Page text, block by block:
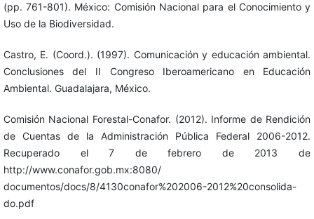
(pp. 761-801). México: Comisión Nacional para el Conocimiento y
Uso de la Biodiversidad.
Castro, E. (Coord.). (1997). Comunicación y educación ambiental.
Conclusiones del II Congreso Iberoamericano en Educación
Ambiental. Guadalajara, México.
Comisión Nacional Forestal-Conafor. (2012). Informe de Rendición
de Cuentas de la Administración Pública Federal 2006-2012.
Recuperado el 7 de febrero de 2013 de
http://www.conafor.gob.mx:8080/
documentos/docs/8/4130conafor%202006-2012%20consolida-
do.pdf